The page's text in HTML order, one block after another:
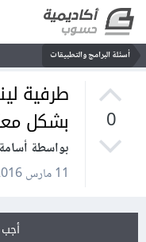
أسئلة البرامج والتطبيقات
0
طرفية
بشكل
بواسطة
11 مارس 2016